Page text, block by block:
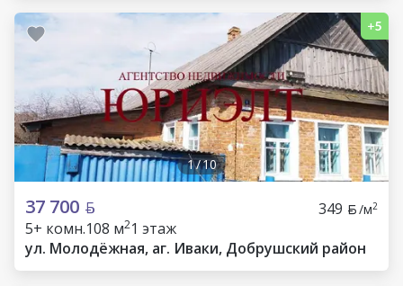
1/10
37 700 349 /м2
5+ комн.108 м21 этаж
ул. Молодёжная, аг. Иваки, Добрушский район